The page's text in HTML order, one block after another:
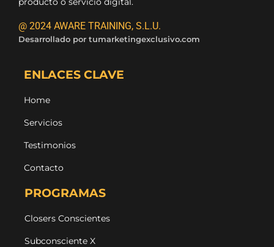
@ 2024 AWARE TRAINING, S.L.U.
Desarrollado por tumarketingexclusivo.com
ENLACES CLAVE
Home
Servicios
Testimonios
Contacto
PROGRAMAS
Closers Conscientes
Subconsciente X